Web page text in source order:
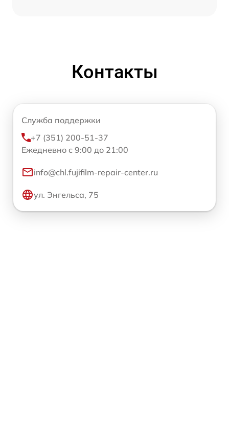
Контакты
Служба поддержки
+7 (351) 200-51-37
Ежедневно с 9:00 до 21:00
info@chl.fujifilm-repair-center.ru
ул. Энгельса, 75